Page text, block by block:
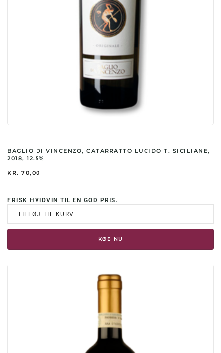
BAGLIO DI VINCENZO, CATARRATTO LUCIDO T. SICILIANE,
2018, 12.5%
KR. 70,00
FRISK HVIDVIN TIL EN GOD PRIS.
TILFØJ TIL KURV
KØB NU